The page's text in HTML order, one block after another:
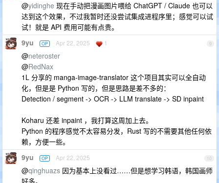
@yidinghe 现在手动把漫画图片喂给 ChatGPT / Claude 也可以
达到这个效果，不过我暂时还没尝试集成进程序里；感觉可以试
试！就是 API 费用可能有点贵。
9
9yu OP Apr 22, 2025 1
@neteroster
@RedNax
1L 分享的 manga-image-translator 这个项目其实可以全自动
化，但是是 Python 写的，但是思路是差不多的：
Detection / segment -> OCR -> LLM translate -> SD inpaint
Koharu 还差 inpaint ，我打算这周加上去。
Python 的程序感觉不太容易分发，Rust 写的不需要其他任何依
赖，方便一些。
10
9yu OP Apr 22, 2025
@qinghuazs 因为基本上没看过……但是想学习韩语，韩国画师
好多。